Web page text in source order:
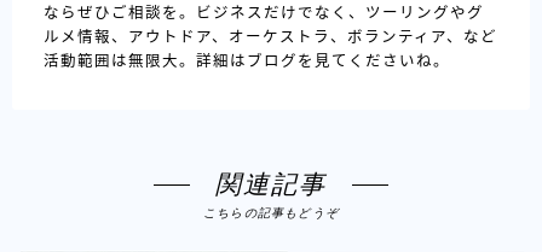
ならぜひご相談を。ビジネスだけでなく、ツーリングやグ
ルメ情報、アウトドア、オーケストラ、ボランティア、など
活動範囲は無限大。詳細はブログを見てくださいね。
関連記事
こちらの記事もどうぞ